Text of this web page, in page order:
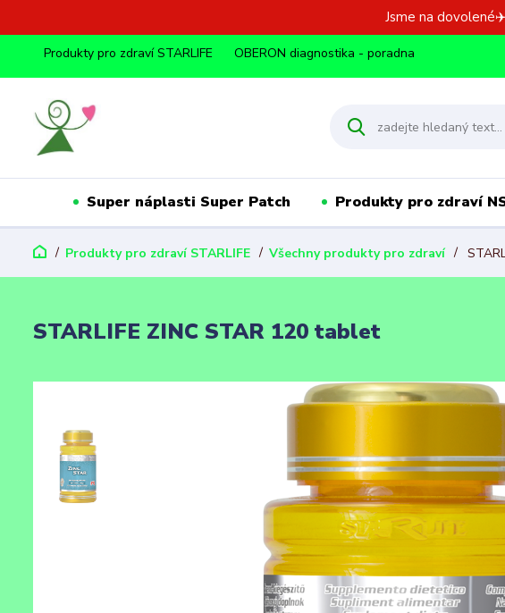
Jsme na
Produkty pro zdraví STARLIFE OBERON diagnostika - poradna
Super náplasti Super Patch Produkty pro zdraví
Produkty pro zdraví STARLIFE Všechny produkty pro zdraví
STARLIFE ZINC STAR 120 tablet